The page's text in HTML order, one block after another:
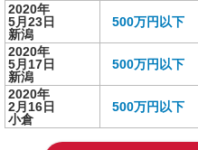
2020年
5月23日
新潟
500万円以下
2020年
5月17日
新潟
500万円以下
2020年
2月16日
小倉
500万円以下